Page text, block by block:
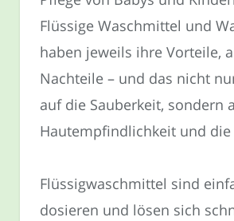
Flüssige Waschmittel und
haben jeweils ihre Vorteile,
Nachteile – und das nicht
auf die Sauberkeit, sondern
Hautempfindlichkeit und
Flüssigwaschmittel sind
dosieren und lösen sich